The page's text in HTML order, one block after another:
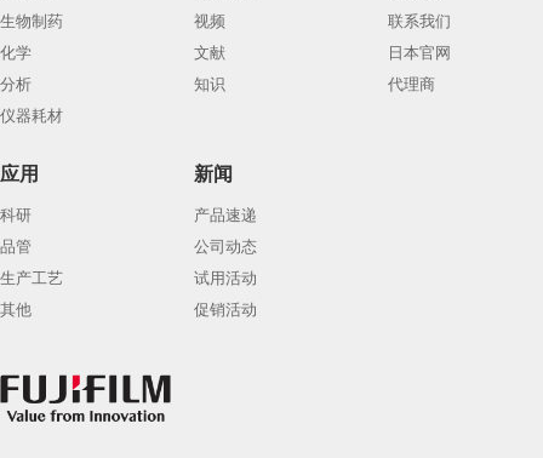
生物制药
化学
分析
仪器耗材
视频
文献
知识
联系我们
日本官网
代理商
应用
科研
品管
生产工艺
其他
新闻
产品速递
公司动态
试用活动
促销活动